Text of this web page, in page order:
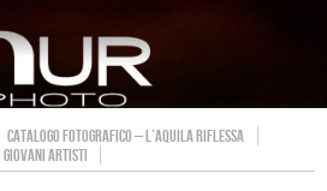
CATALOGO FOTOGRAFICO – L’AQUILA RIFLESSA
ARTISTI